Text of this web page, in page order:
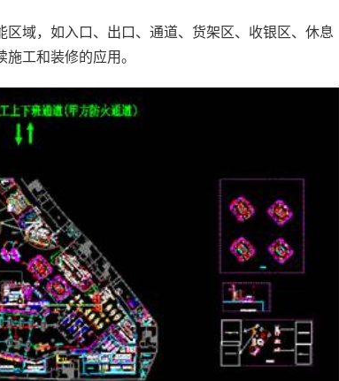
域，如入口、出口、通道、货架区、收银区、休息
工和装修的应用。